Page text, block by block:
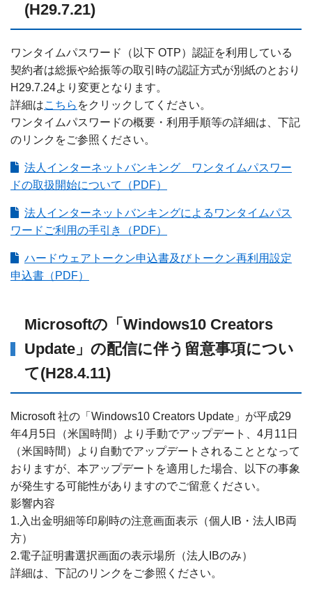
(H29.7.21)
ワンタイムパスワード（以下 OTP）認証を利用している
契約者は総振や給振等の取引時の認証方式が別紙のとおり
H29.7.24より変更となります。
詳細はこちら をクリックしてください。
ワンタイムパスワードの概要・利用手順等の詳細は、下記
のリンクをご参照ください。
法人インターネットバンキング ワンタイムパスワー
ドの取扱開始について（PDF）
法人インターネットバンキングによるワンタイムパス
ワードご利用の手引き（PDF）
ハードウェアトークン申込書及びトークン再利用設定
申込書（PDF）
Microsoftの「Windows10 Creators
Update」の配信に伴う留意事項につい
て(H28.4.11)
Microsoft 社の「Windows10 Creators Update」が平成29
年4月5日（米国時間）より手動でアップデート、4月11日
（米国時間）より自動でアップデートされることとなって
おりますが、本アップデートを適用した場合、以下の事象
が発生する可能性がありますのでご留意ください。
影響内容
1.入出金明細等印刷時の注意画面表示（個人IB・法人IB両
方）
2.電子証明書選択画面の表示場所（法人IBのみ）
詳細は、下記のリンクをご参照ください。